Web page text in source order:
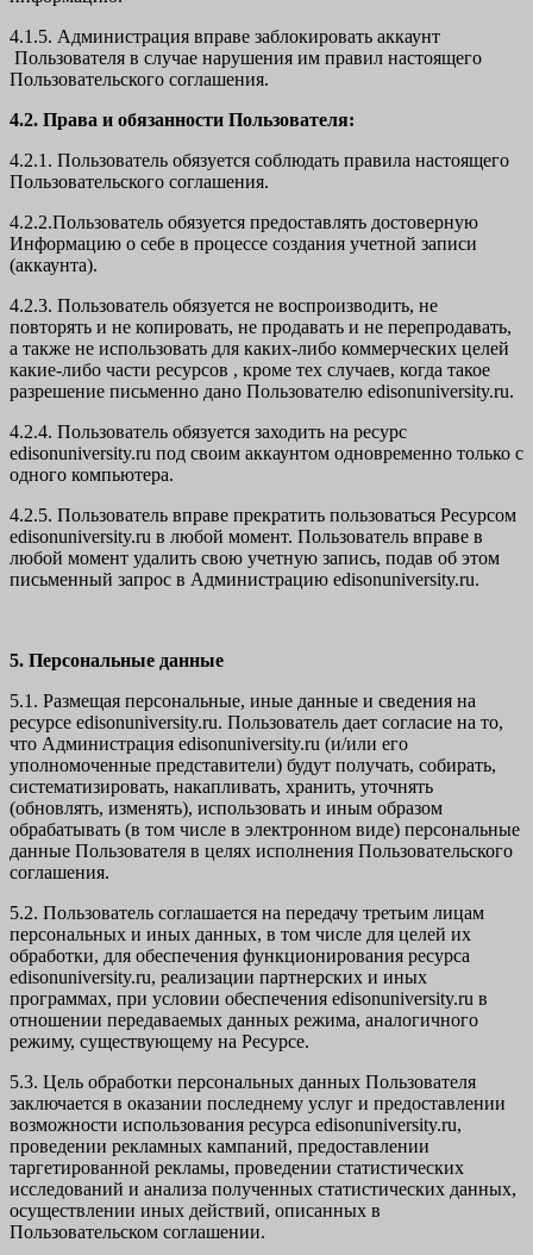
4.1.5. Администрация вправе заблокировать аккаунт
Пользователя в случае нарушения им правил настоящего
Пользовательского соглашения.
4.2. Права и обязанности Пользователя:
4.2.1. Пользователь обязуется соблюдать правила настоящего
Пользовательского соглашения.
4.2.2.Пользователь обязуется предоставлять достоверную
Информацию о себе в процессе создания учетной записи
(аккаунта).
4.2.3. Пользователь обязуется не воспроизводить, не
повторять и не копировать, не продавать и не перепродавать,
а также не использовать для каких-либо коммерческих целей
какие-либо части ресурсов , кроме тех случаев, когда такое
разрешение письменно дано Пользователю edisonuniversity.ru.
4.2.4. Пользователь обязуется заходить на ресурс
edisonuniversity.ru под своим аккаунтом одновременно только с
одного компьютера.
4.2.5. Пользователь вправе прекратить пользоваться Ресурсом
edisonuniversity.ru в любой момент. Пользователь вправе в
любой момент удалить свою учетную запись, подав об этом
письменный запрос в Администрацию edisonuniversity.ru.
5. Персональные данные
5.1. Размещая персональные, иные данные и сведения на
ресурсе edisonuniversity.ru. Пользователь дает согласие на то,
что Администрация edisonuniversity.ru (и/или его
уполномоченные представители) будут получать, собирать,
систематизировать, накапливать, хранить, уточнять
(обновлять, изменять), использовать и иным образом
обрабатывать (в том числе в электронном виде) персональные
данные Пользователя в целях исполнения Пользовательского
соглашения.
5.2. Пользователь соглашается на передачу третьим лицам
персональных и иных данных, в том числе для целей их
обработки, для обеспечения функционирования ресурса
edisonuniversity.ru, реализации партнерских и иных
программах, при условии обеспечения edisonuniversity.ru в
отношении передаваемых данных режима, аналогичного
режиму, существующему на Ресурсе.
5.3. Цель обработки персональных данных Пользователя
заключается в оказании последнему услуг и предоставлении
возможности использования ресурса edisonuniversity.ru,
проведении рекламных кампаний, предоставлении
таргетированной рекламы, проведении статистических
исследований и анализа полученных статистических данных,
осуществлении иных действий, описанных в
Пользовательском соглашении.